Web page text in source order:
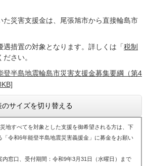
た災害支援金は、尾張旭市から直接輪島市
遇措置の対象となります。詳しくは「税制
ださい。
登半島地震輪島市災害支援金募集要綱（第4
のサイズを切り替える
地すべてを対象とした支援を御希望される方は、下
令和6年能登半島地震災害義援金」に募金をお願い
窓口、受付期間：令和9年3月31日（水曜日）まで